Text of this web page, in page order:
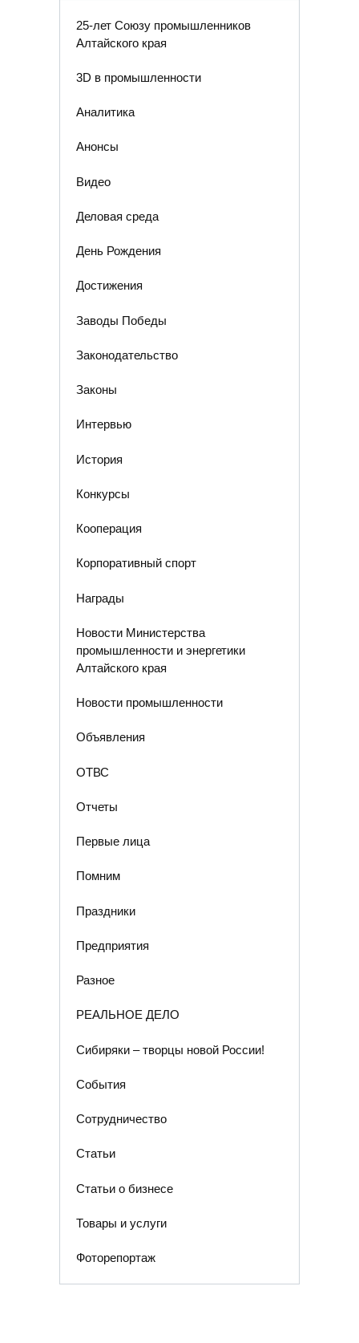
25-лет Союзу промышленников
Алтайского края
3D в промышленности
Аналитика
Анонсы
Видео
Деловая среда
День Рождения
Достижения
Заводы Победы
Законодательство
Законы
Интервью
История
Конкурсы
Кооперация
Корпоративный спорт
Награды
Новости Министерства
промышленности и энергетики
Алтайского края
Новости промышленности
Объявления
ОТВС
Отчеты
Первые лица
Помним
Праздники
Предприятия
Разное
РЕАЛЬНОЕ ДЕЛО
Сибиряки – творцы новой России!
События
Сотрудничество
Статьи
Статьи о бизнесе
Товары и услуги
Фоторепортаж